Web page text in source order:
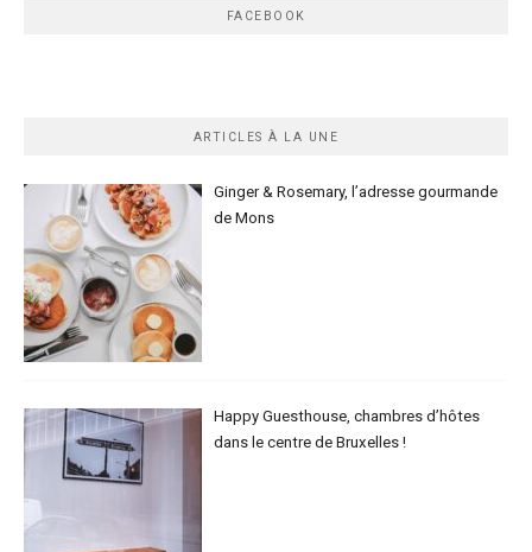
FACEBOOK
ARTICLES À LA UNE
Ginger & Rosemary, l’adresse gourmande
de Mons
Happy Guesthouse, chambres d’hôtes
dans le centre de Bruxelles !